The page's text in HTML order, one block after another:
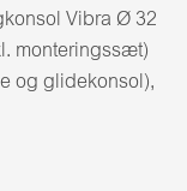
Vibra Ø 32
monteringssæt)
og glidekonsol),